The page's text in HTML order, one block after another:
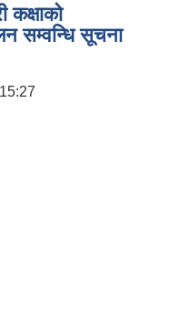
कक्षाको
सम्वन्धि सूचना